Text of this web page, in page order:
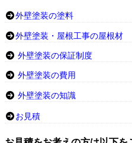
外壁塗装の塗料
外壁塗装・屋根工事の屋根材
外壁塗装の保証制度
外壁塗装の費用
外壁塗装の知識
お見積